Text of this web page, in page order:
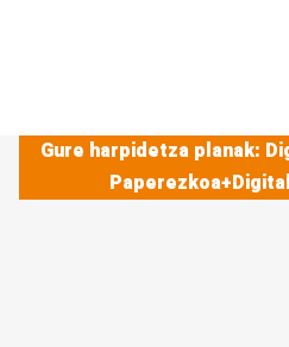
Gure harpidetza planak: